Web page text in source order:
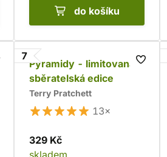
do košíku
7
Pyramidy - limitovaná
sběratelská edice
Terry Pratchett
13×
329 Kč
skladem